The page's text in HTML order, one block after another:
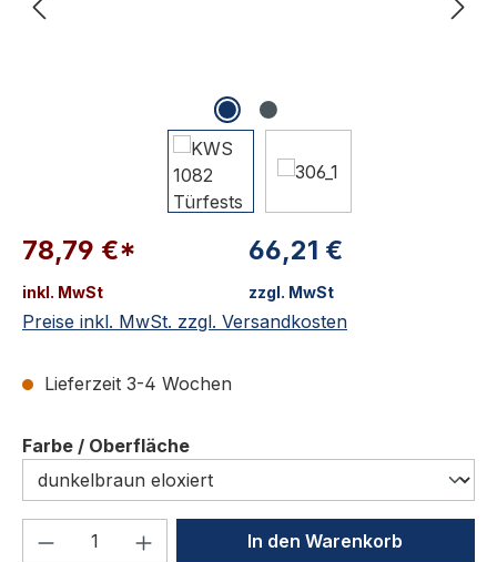
78,79 €*
inkl. MwSt
66,21 €
zzgl. MwSt
Preise inkl. MwSt. zzgl. Versandkosten
Lieferzeit 3-4 Wochen
Farbe / Oberflächeauswählen
Produkt Anzahl: Gib denIn den Warenkorb